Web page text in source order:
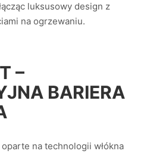
luksusowy design z
na ogrzewaniu.
–
BARIERA
oparte na technologii włókna